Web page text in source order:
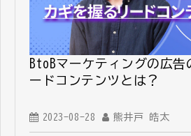
BtoBマーケティングの広告
ードコンテンツとは？
2023-08-28 熊井戸 皓太